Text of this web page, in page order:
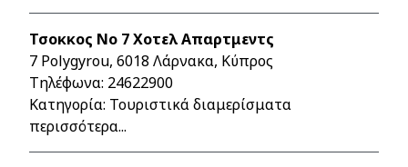
Τσοκκος Νο 7 Χοτελ Απαρτμεντς
7 Polygyrou, 6018 Λάρνακα, Κύπρος
Τηλέφωνα: 24622900
Κατηγορία: Τουριστικά διαμερίσματα
περισσότερα...